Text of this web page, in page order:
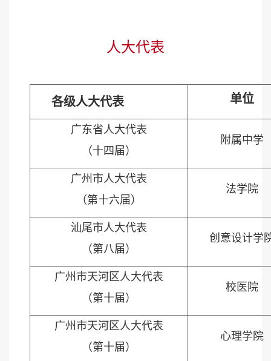
人大代表
各级人大代表 单位
广东省人大代表
（十四届）
附属中学
广州市人大代表
（第十六届）
法学院
汕尾市人大代表
（第八届）
创意设计学
广州市天河区人大代表
（第十届）
校医院
广州市天河区人大代表
（第十届）
心理学院